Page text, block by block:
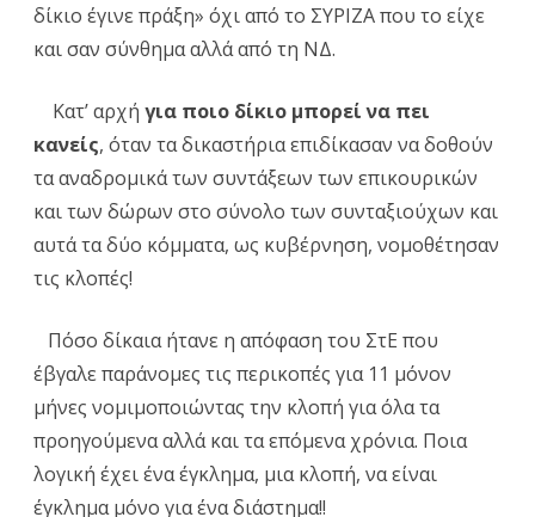
δίκιο έγινε πράξη» όχι από το ΣΥΡΙΖΑ που το είχε
και σαν σύνθημα αλλά από τη ΝΔ.
Κατ’ αρχή για ποιο δίκιο μπορεί να πει
κανείς, όταν τα δικαστήρια επιδίκασαν να δοθούν
τα αναδρομικά των συντάξεων των επικουρικών
και των δώρων στο σύνολο των συνταξιούχων και
αυτά τα δύο κόμματα, ως κυβέρνηση, νομοθέτησαν
τις κλοπές!
Πόσο δίκαια ήτανε η απόφαση του ΣτΕ που
έβγαλε παράνομες τις περικοπές για 11 μόνον
μήνες νομιμοποιώντας την κλοπή για όλα τα
προηγούμενα αλλά και τα επόμενα χρόνια. Ποια
λογική έχει ένα έγκλημα, μια κλοπή, να είναι
έγκλημα μόνο για ένα διάστημα!!